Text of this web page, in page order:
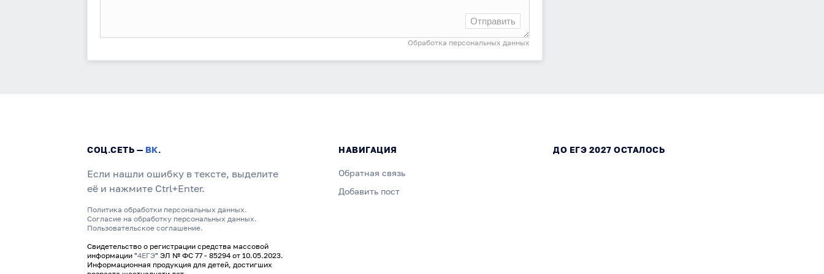
Отправить
Обработка персональных данных
СОЦ.СЕТЬ — ВК.
Если нашли ошибку в тексте, выделите
её и нажмите Ctrl+Enter.
Политика обработки персональных данных.
Согласие на обработку персональных данных.
Пользовательское соглашение.
Свидетельство о регистрации средства массовой
информации "4ЕГЭ" ЭЛ № ФС 77 - 85294 от 10.05.2023.
Информационная продукция для детей, достигших
НАВИГАЦИЯ
Обратная связь
Добавить пост
ДО ЕГЭ 2027 ОСТАЛОСЬ